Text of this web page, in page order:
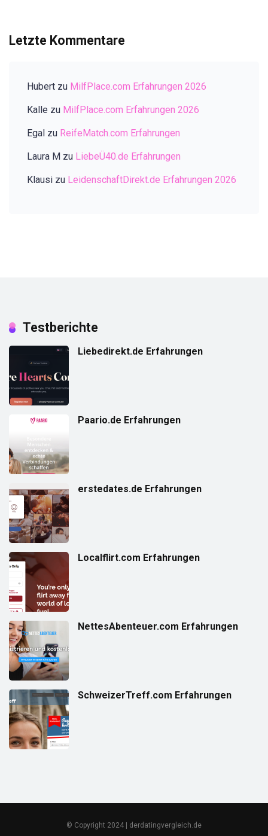
Letzte Kommentare
Hubert zu MilfPlace.com Erfahrungen 2026
Kalle zu MilfPlace.com Erfahrungen 2026
Egal zu ReifeMatch.com Erfahrungen
Laura M zu LiebeÜ40.de Erfahrungen
Klausi zu LeidenschaftDirekt.de Erfahrungen 2026
Testberichte
Liebedirekt.de Erfahrungen
Paario.de Erfahrungen
erstedates.de Erfahrungen
Localflirt.com Erfahrungen
NettesAbenteuer.com Erfahrungen
SchweizerTreff.com Erfahrungen
© Copyright 2024 | derdatingvergleich.de